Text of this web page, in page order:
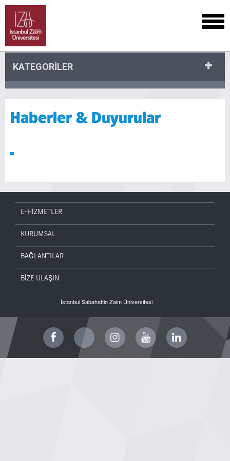
KATEGORİLER
Haberler & Duyurular
E-HİZMETLER
KURUMSAL
BAĞLANTILAR
BİZE ULAŞIN
İstanbul Sabahattin Zaim Üniversitesi